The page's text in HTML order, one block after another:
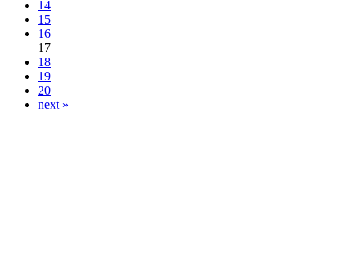
14
15
16
17
18
19
20
next »